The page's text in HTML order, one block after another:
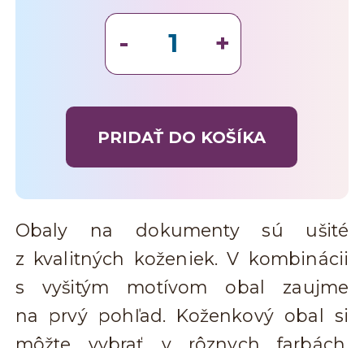
PRIDAŤ DO KOŠÍKA
Obaly na dokumenty sú ušité
z kvalitných koženiek. V kombinácii
s vyšitým motívom obal zaujme
na prvý pohľad. Koženkový obal si